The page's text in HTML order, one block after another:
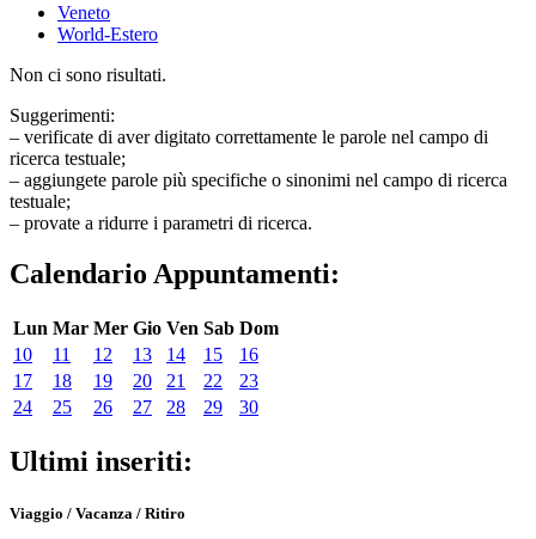
Veneto
World-Estero
Non ci sono risultati.
Suggerimenti:
– verificate di aver digitato correttamente le parole nel campo di
ricerca testuale;
– aggiungete parole più specifiche o sinonimi nel campo di ricerca
testuale;
– provate a ridurre i parametri di ricerca.
Calendario Appuntamenti:
Lun Mar Mer Gio Ven Sab Dom
10
11 12 13 14 15
16
17
18 19 20 21 22
23
24
25 26 27 28 29 30
Ultimi inseriti:
Viaggio / Vacanza / Ritiro